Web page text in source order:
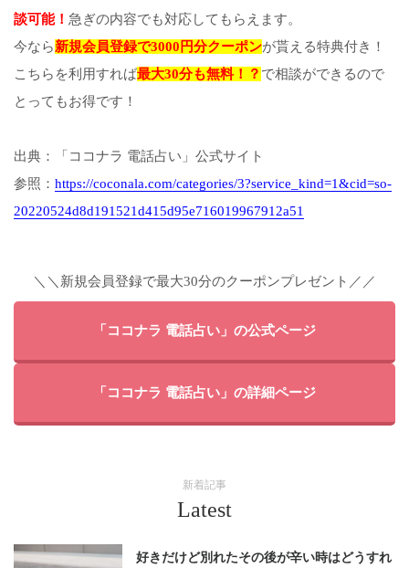
談可能！ 急ぎの内容でも対応してもらえます。
今なら新規会員登録で3000円分クーポンが貰える特典付き！
こちらを利用すれば最大30分も無料！？ で相談ができるので
とってもお得です！
出典：「ココナラ 電話占い」公式サイト
参照： https://coconala.com/categories/3?service_kind=1&cid=so-
20220524d8d191521d415d95e716019967912a51
＼＼新規会員登録で最大30分のクーポンプレゼント／／
「ココナラ 電話占い」の公式ページ
「ココナラ 電話占い」の詳細ページ
新着記事
Latest
好きだけど別れたその後が辛い時はどうすれ